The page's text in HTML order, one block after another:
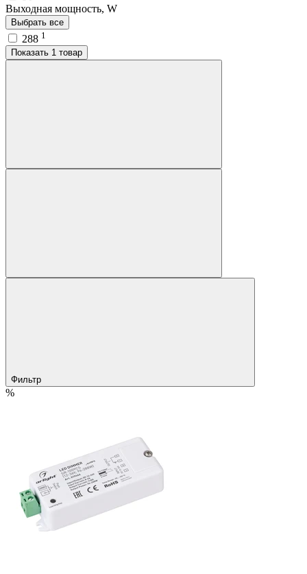
Выходная мощность, W
Выбрать все
288 1
Показать 1 товар
Фильтр
%